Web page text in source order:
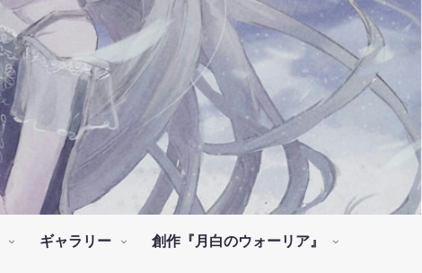
ギャラリー 創作『月白のウォーリア』